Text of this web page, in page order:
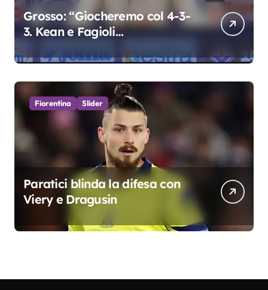
Grosso: “Giocheremo col 4-3-
3. Kean e Fagioli
colpo”
Fiorentina Slider
Paratici blinda la difesa con
Viery e Dragusin